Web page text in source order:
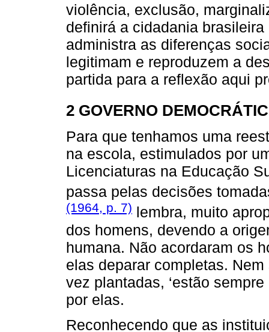
violência, exclusão,
definirá a cidadania
administra as diferenças
legitimam e reproduzem a
partida para a reflexão aqui
2 GOVERNO
Para que tenhamos uma
na escola, estimulados por
Licenciaturas na Educação
passa pelas decisões
(1964, p. 7) lembra, muito
dos homens, devendo a
humana. Não acordaram os
elas deparar completas.
vez plantadas, ‘estão
por elas.
Reconhecendo que as